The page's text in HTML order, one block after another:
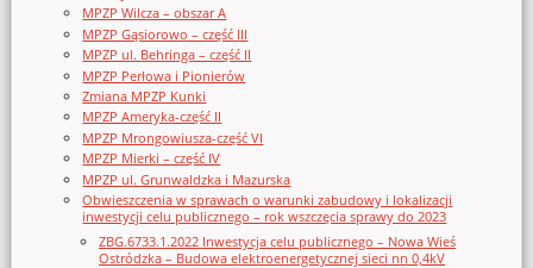
MPZP Wilcza – obszar A
MPZP Gąsiorowo – część III
MPZP ul. Behringa – część II
MPZP Perłowa i Pionierów
Zmiana MPZP Kunki
MPZP Ameryka-część II
MPZP Mrongowiusza-część VI
MPZP Mierki – część IV
MPZP ul. Grunwaldzka i Mazurska
Obwieszczenia w sprawach o warunki zabudowy i lokalizacji
inwestycji celu publicznego – rok wszczęcia sprawy do 2023
ZBG.6733.1.2022 Inwestycja celu publicznego – Nowa Wieś
Ostródzka – Budowa elektroenergetycznej sieci nn 0,4kV